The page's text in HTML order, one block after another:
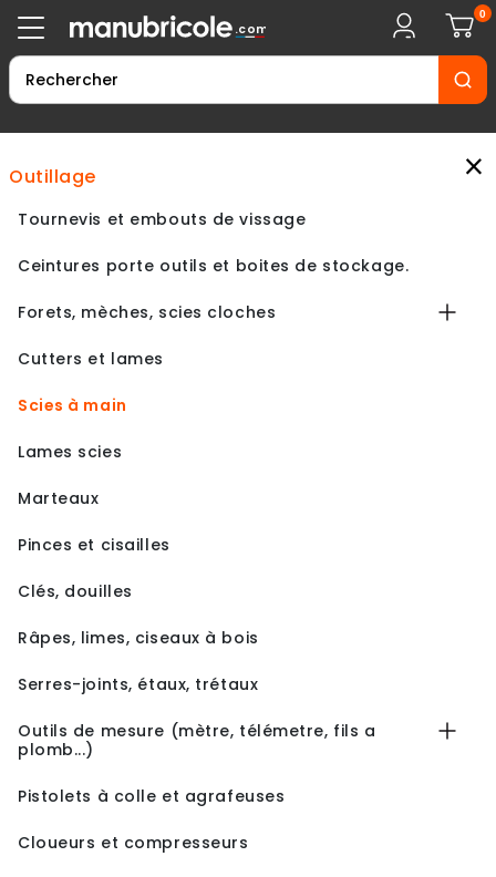
×
outillage
Tournevis et embouts de vissage
Ceintures porte outils et boites de stockage.
Forets, mèches, scies cloches
Cutters et lames
Scies à main
Lames scies
Marteaux
Pinces et cisailles
Clés, douilles
Râpes, limes, ciseaux à bois
Serres-joints, étaux, trétaux
Outils de mesure (mètre, télémetre, fils a
plomb...)
Pistolets à colle et agrafeuses
Cloueurs et compresseurs
.com
0